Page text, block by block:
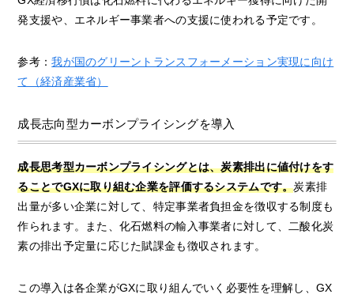
発支援や、エネルギー事業者への支援に使われる予定です。
参考：我が国のグリーントランスフォーメーション実現に向け
て（経済産業省）
成長志向型カーボンプライシングを導入
成長思考型カーボンプライシングとは、炭素排出に値付けをす
ることでGXに取り組む企業を評価するシステムです。炭素排
出量が多い企業に対して、特定事業者負担金を徴収する制度も
作られます。また、化石燃料の輸入事業者に対して、二酸化炭
素の排出予定量に応じた賦課金も徴収されます。
この導入は各企業がGXに取り組んでいく必要性を理解し、GX